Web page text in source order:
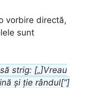
vorbire directă,
sunt
strig: [„]Vreau
și ție rândul[”]